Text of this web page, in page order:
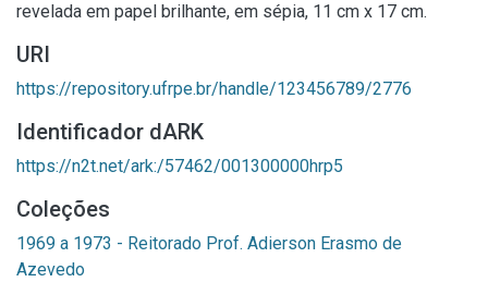
revelada em papel brilhante, em sépia, 11 cm x 17 cm.
URI
https://repository.ufrpe.br/handle/123456789/2776
Identificador dARK
https://n2t.net/ark:/57462/001300000hrp5
Coleções
1969 a 1973 - Reitorado Prof. Adierson Erasmo de
Azevedo